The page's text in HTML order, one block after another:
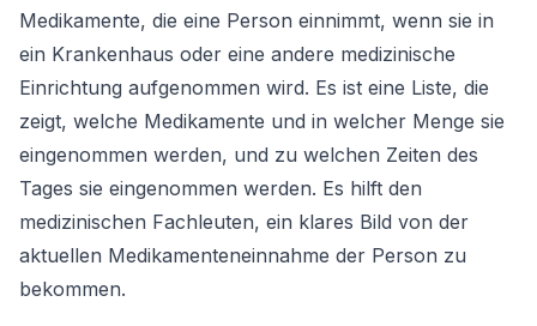
Medikamente, die eine Person einnimmt, wenn sie in
ein Krankenhaus oder eine andere medizinische
Einrichtung aufgenommen wird. Es ist eine Liste, die
zeigt, welche Medikamente und in welcher Menge sie
eingenommen werden, und zu welchen Zeiten des
Tages sie eingenommen werden. Es hilft den
medizinischen Fachleuten, ein klares Bild von der
aktuellen Medikamenteneinnahme der Person zu
bekommen.